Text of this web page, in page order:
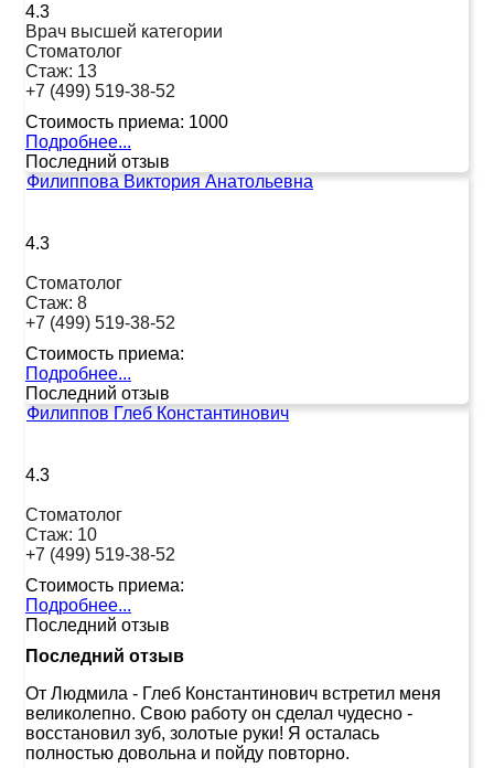
4.3
Врач высшей категории
Стоматолог
Стаж: 13
+7 (499) 519-38-52
Стоимость приема: 1000
Подробнее...
Последний отзыв
Филиппова Виктория Анатольевна
4.3
Стоматолог
Стаж: 8
+7 (499) 519-38-52
Стоимость приема:
Подробнее...
Последний отзыв
Филиппов Глеб Константинович
4.3
Стоматолог
Стаж: 10
+7 (499) 519-38-52
Стоимость приема:
Подробнее...
Последний отзыв
Последний отзыв
От Людмила - Глеб Константинович встретил меня
великолепно. Свою работу он сделал чудесно -
восстановил зуб, золотые руки! Я осталась
полностью довольна и пойду повторно.